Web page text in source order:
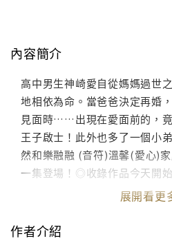
內容簡介
高中男生神崎愛自從媽媽過世
地相依為命。當爸爸決定再婚
見面時……出現在愛面前的，
王子啟士！此外也多了一個小
然和樂融融 (音符)溫馨(愛心)
一集登場！◎收錄作品今天開始
展開看更
作者介紹